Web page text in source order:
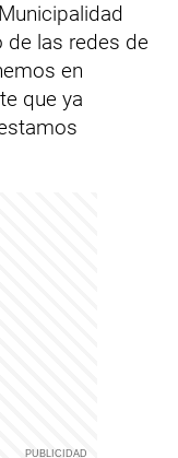
las redes de
en
que ya